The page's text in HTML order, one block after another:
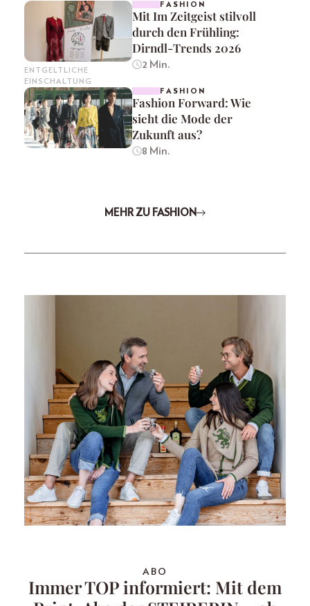
ENTGELTLICHE
EINSCHALTUNG
FASHION
Mit Im Zeitgeist stilvoll
durch den Frühling:
Dirndl-Trends 2026
2 Min.
FASHION
Fashion Forward: Wie
sieht die Mode der
Zukunft aus?
8 Min.
MEHR ZU FASHION
ABO
Immer TOP informiert: Mit dem